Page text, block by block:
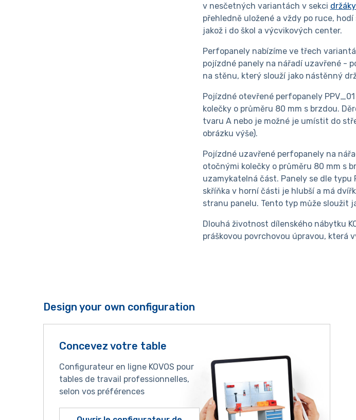
v nesčetných variantách v sekci
přehledně uložené a vždy po ruce, hodí
jakož i do škol a výcvikových center.
Perfopanely nabízíme ve třech
pojízdné panely na nářadí uzavřené -
na stěnu, který slouží jako nástěnný
Pojízdné otevřené perfopanely
kolečky o průměru 80 mm s brzdou.
tvaru A nebo je možné je umístit do
obrázku výše).
Pojízdné uzavřené perfopanely na
otočnými kolečky o průměru 80 mm s
uzamykatelná část. Panely se dle
skříňka v horní části je hlubší a má
stranu panelu. Tento typ může sloužit
Dlouhá životnost dílenského nábytku
práškovou povrchovou úpravou, která
Design your own configuration
Concevez votre table
Configurateur en ligne KOVOS pour
tables de travail professionnelles,
selon vos préférences